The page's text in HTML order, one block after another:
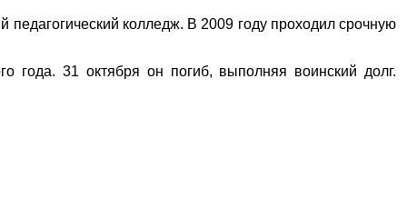
колледж. В 2009 году проходил срочную
года. 31 октября он погиб, выполняя воинский долг.